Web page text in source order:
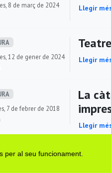
per al seu funcionament.
8 de març de 2024
Llegir
12 de gener de 2024
Llegir
7 de febrer de 2018
La
Llegir
Festa